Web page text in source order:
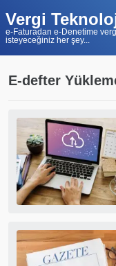
Vergi
e-Faturadan e-Denetime
isteyeceğiniz her şey...
E-defter